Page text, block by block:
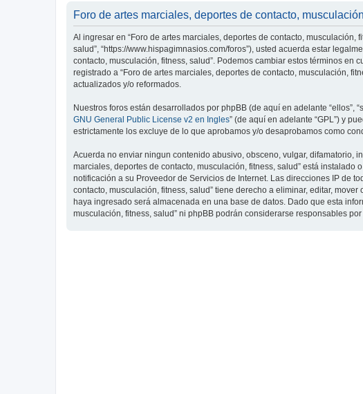
Foro de artes marciales, deportes de contacto,
Al ingresar en “Foro de artes marciales, deportes de contacto, musculación,
salud”, “https://www.hispagimnasios.com/foros”), usted acuerda estar
contacto, musculación, fitness, salud”. Podemos cambiar estos términos
registrado a “Foro de artes marciales, deportes de contacto, musculación,
actualizados y/o reformados.
Nuestros foros están desarrollados por phpBB (de aquí en adelante “ellos”,
GNU General Public License v2 en Ingles” (de aquí en adelante “GPL”) y
estrictamente los excluye de lo que aprobamos y/o desaprobamos como
Acuerda no enviar ningun contenido abusivo, obsceno, vulgar, difamatorio,
marciales, deportes de contacto, musculación, fitness, salud” está
notificación a su Proveedor de Servicios de Internet. Las direcciones IP de
contacto, musculación, fitness, salud” tiene derecho a eliminar, editar,
haya ingresado será almacenada en una base de datos. Dado que esta
musculación, fitness, salud” ni phpBB podrán considerarse responsables